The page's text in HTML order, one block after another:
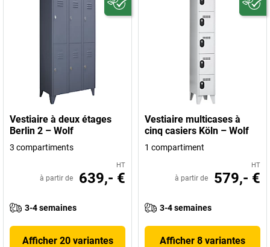
Vestiaire à deux étages
Berlin 2 – Wolf
3 compartiments
HT
à partir de 639,- €
3-4 semaines
Afficher 20 variantes
Vestiaire multicases à
cinq casiers Köln – Wolf
1 compartiment
HT
à partir de 579,- €
3-4 semaines
Afficher 8 variantes